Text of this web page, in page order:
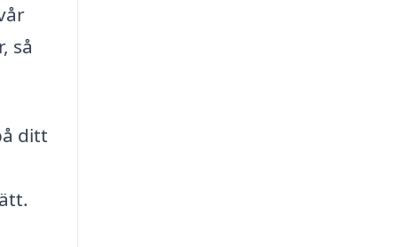
så
ditt